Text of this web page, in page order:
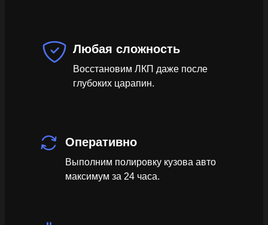
Любая сложность
Восстановим ЛКП даже после
глубоких царапин.
Оперативно
Выполним полировку кузова авто
максимум за 24 часа.